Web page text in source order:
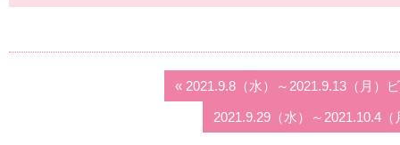
« 2021.9.8（水）～2021.9.13（月）
2021.9.29（水）～2021.10.4